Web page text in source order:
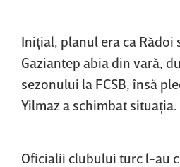
Iniţial, planul era ca Rădoi
Gaziantep abia din vară,
sezonului la FCSB, însă
Yilmaz a schimbat situaţia.
Oficialii clubului turc l-au